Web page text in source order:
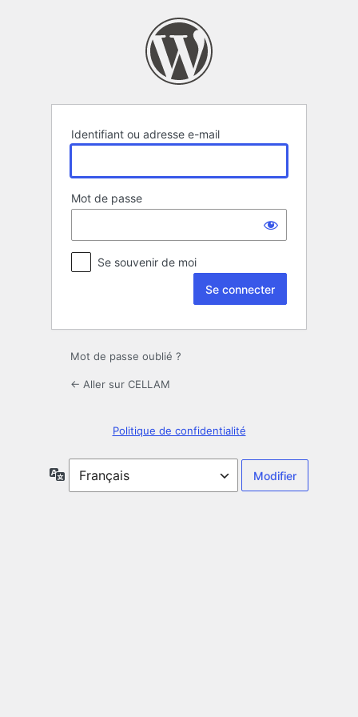
Identifiant ou adresse e-mail
Mot de passe
Se souvenir de moi
Mot de passe oublié ?
← Aller sur CELLAM
Politique de confidentialité
Langue